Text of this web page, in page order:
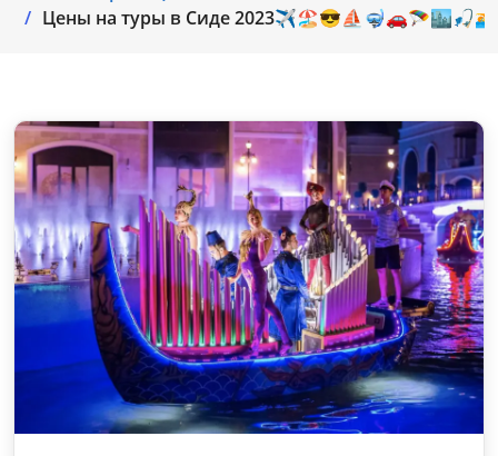
Цены на туры в Сиде